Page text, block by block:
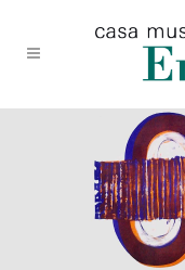
conteúdo
navegação
site